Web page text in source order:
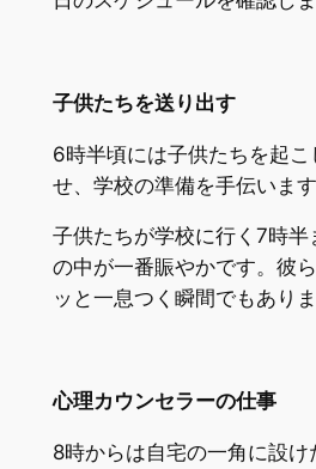
子供たちを送り出す
6時半頃には子供たちを起こ
せ、学校の準備を手伝います
子供たちが学校に行く7時半
の中が一番賑やかです。彼
ッと一息つく瞬間でもありま
心理カウンセラーの仕事
8時からは自宅の一角に設